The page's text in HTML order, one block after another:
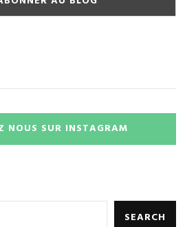
NOUS SUR INSTAGRAM
SEARCH